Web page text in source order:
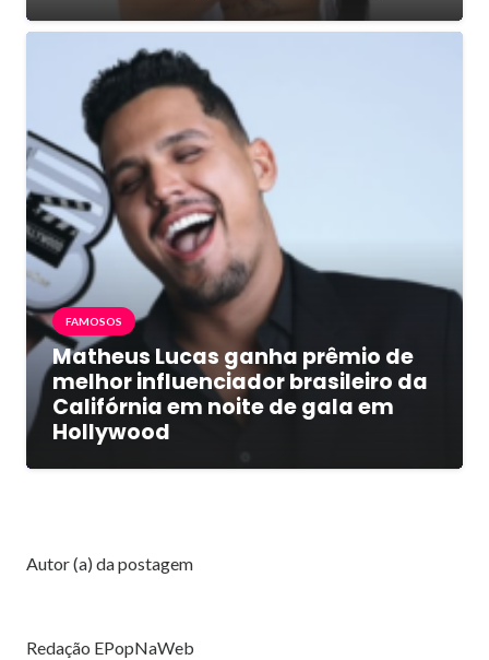
FAMOSOS
Matheus Lucas ganha prêmio de
melhor influenciador brasileiro da
Califórnia em noite de gala em
Hollywood
Autor (a) da postagem
Redação EPopNaWeb